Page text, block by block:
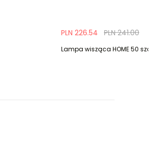
PLN 241.00
PLN 226.54
Lampa wisząca HOME 50 szara/